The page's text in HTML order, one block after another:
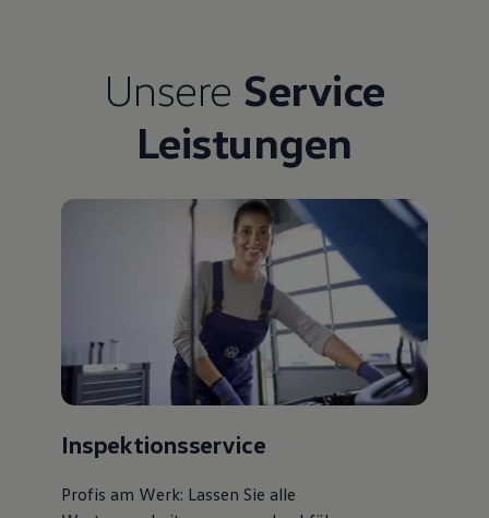
Unsere Service
Leistungen
Inspektionsservice
Profis am Werk: Lassen Sie alle